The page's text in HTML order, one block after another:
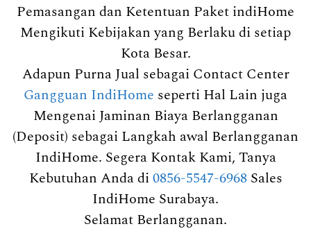
Pemasangan dan Ketentuan Paket indiHome
Mengikuti Kebijakan yang Berlaku di setiap
Kota Besar.
Adapun Purna Jual sebagai Contact Center
Gangguan IndiHome seperti Hal Lain juga
Mengenai Jaminan Biaya Berlangganan
(Deposit) sebagai Langkah awal Berlangganan
IndiHome. Segera Kontak Kami, Tanya
Kebutuhan Anda di 0856-5547-6968Sales
IndiHome Surabaya.
Selamat Berlangganan.